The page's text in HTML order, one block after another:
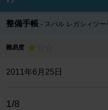
整備手帳 スバル レガシィツ
難易度
2011年6月25日
1/8